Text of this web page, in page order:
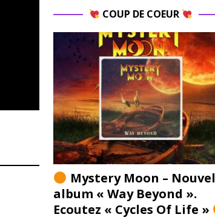
COUP DE COEUR
Mystery Moon – Nouvel
album « Way Beyond ».
Ecoutez « Cycles Of Life »